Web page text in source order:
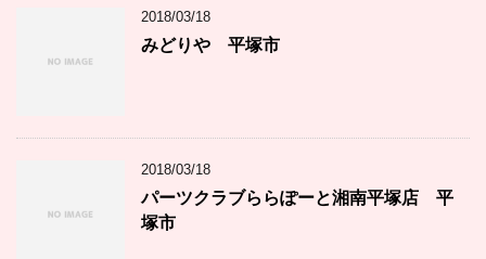
2018/03/18
みどりや 平塚市
2018/03/18
パーツクラブららぽーと湘南平塚店 平
塚市